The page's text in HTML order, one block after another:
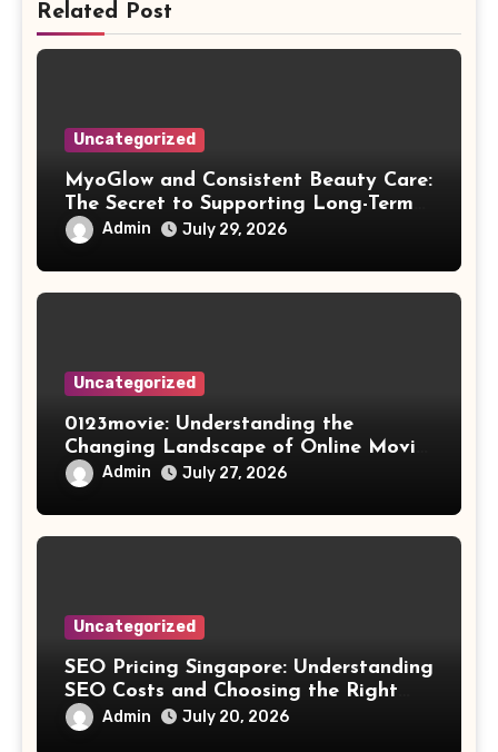
Related Post
Uncategorized
MyoGlow and Consistent Beauty Care:
The Secret to Supporting Long-Term
Results
Admin July 29, 2026
Uncategorized
0123movie: Understanding the
Changing Landscape of Online Movie
Streaming
Admin July 27, 2026
Uncategorized
SEO Pricing Singapore: Understanding
SEO Costs and Choosing the Right
Investment
Admin July 20, 2026